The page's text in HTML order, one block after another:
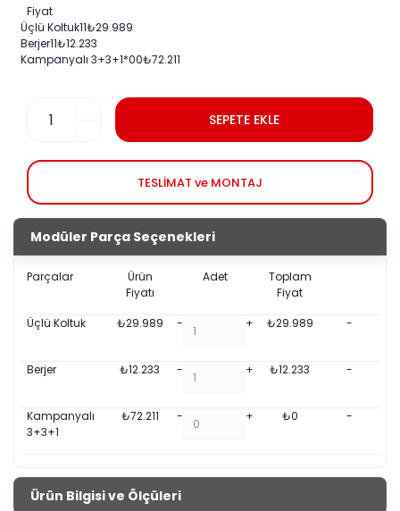
Fiyat
Üçlü Koltuk11₺29.989
Berjer11₺12.233
Kampanyalı 3+3+1*00₺72.211
SEPETE EKLE
TESLİMAT ve MONTAJ
Modüler Parça Seçenekleri
Parçalar
Ürün
Fiyatı
Adet
Toplam
Fiyat
Üçlü Koltuk
₺29.989 - + ₺29.989 -
Berjer ₺12.233 - + ₺12.233 -
Kampanyalı
3+3+1
₺72.211 - + ₺0 -
Ürün Bilgisi ve Ölçüleri